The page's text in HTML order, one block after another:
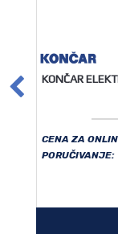
KONČAR
CENA ZA
PORUČIVANJE: